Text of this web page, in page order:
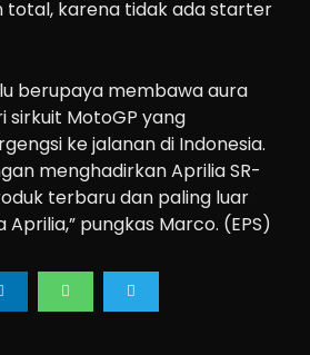
total, karena tidak ada starter
berupaya membawa aura
sirkuit MotoGP yang
ke jalanan di Indonesia.
menghadirkan Aprilia SR-
terbaru dan paling luar
pungkas Marco. (EPS)